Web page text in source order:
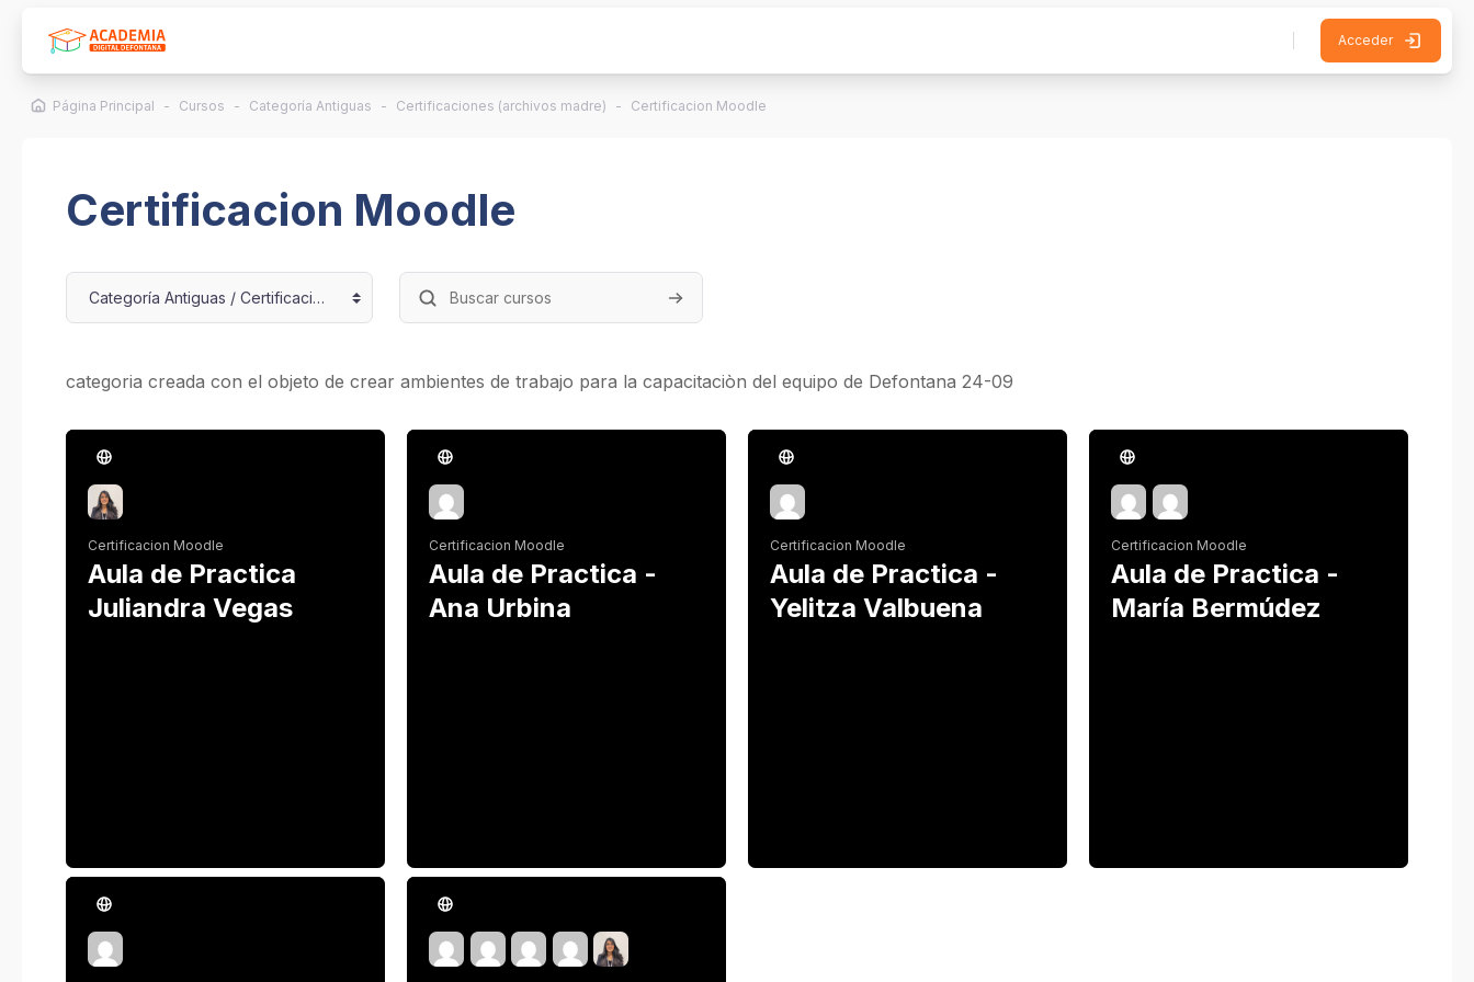
Acceder
Página Principal Cursos Categoría Antiguas Certificaciones (archivos madre) Certificacion Moodle
Certificacion Moodle
Categorías
Buscar cursos Buscar cursos
categoria creada con el objeto de crear ambientes de trabajo para la capacitaciòn del equipo de Defontana 24-09
Certificacion Moodle
Aula de Practica
Juliandra Vegas
Certificacion Moodle
Aula de Practica -
Ana Urbina
Certificacion Moodle
Aula de Practica -
Yelitza Valbuena
Certificacion Moodle
Aula de Practica -
María Bermúdez